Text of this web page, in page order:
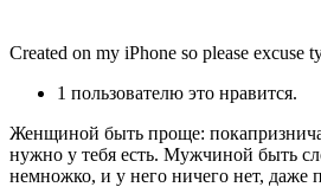
Created on my iPhone so please excuse
1 пользователю это нравится.
Женщиной быть проще:
нужно у тебя есть. Мужчиной быть
немножко, и у него ничего нет, даже